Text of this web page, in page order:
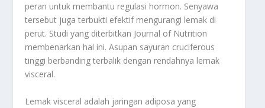
peran untuk membantu regulasi hormon. Senyawa
tersebut juga terbukti efektif mengurangi lemak di
perut. Studi yang diterbitkan Journal of Nutrition
membenarkan hal ini. Asupan sayuran cruciferous
tinggi berbanding terbalik dengan rendahnya lemak
visceral.
Lemak visceral adalah jaringan adiposa yang